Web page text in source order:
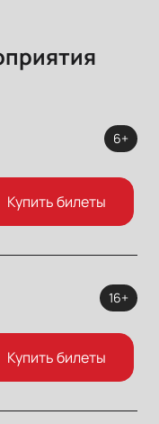
6+
Купить билеты
16+
Купить билеты